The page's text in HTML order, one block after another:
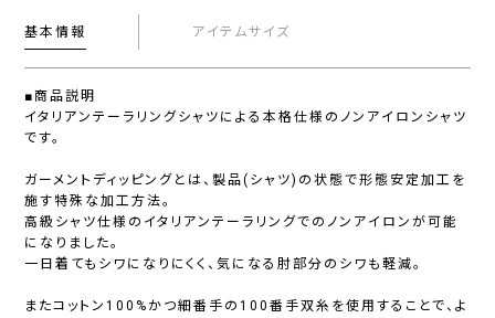
基本情報 アイテムサイズ
■商品説明
イタリアンテーラリングシャツによる本格仕様のノンアイロンシャツ
です。
ガーメントディッピングとは、製品(シャツ)の状態で形態安定加工を
施す特殊な加工方法。
高級シャツ仕様のイタリアンテーラリングでのノンアイロンが可能
になりました。
一日着てもシワになりにくく、気になる肘部分のシワも軽減。
またコットン100%かつ細番手の100番手双糸を使用することで、よ